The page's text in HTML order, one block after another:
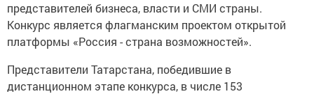
представителей бизнеса, власти и СМИ страны.
Конкурс является флагманским проектом открытой
платформы «Россия - страна возможностей».
Представители Татарстана, победившие в
дистанционном этапе конкурса, в числе 153